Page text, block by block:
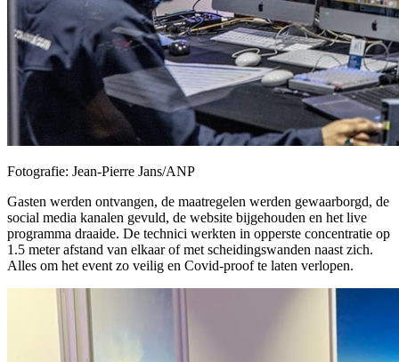
Fotografie: Jean-Pierre Jans/ANP
Gasten werden ontvangen, de maatregelen werden gewaarborgd, de
social media kanalen gevuld, de website bijgehouden en het live
programma draaide. De technici werkten in opperste concentratie op
1.5 meter afstand van elkaar of met scheidingswanden naast zich.
Alles om het event zo veilig en Covid-proof te laten verlopen.